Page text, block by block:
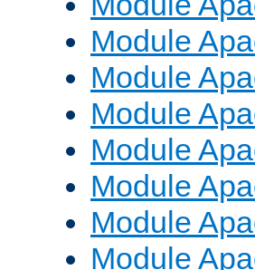
Module
Module
Module
Module
Module
Module
Module